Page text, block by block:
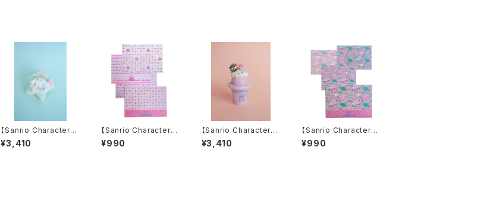
【Sanrio Characters】
CINNAMOROLL・Do
nut Candle
¥3,410
【Sanrio Characters】
POP PINK PRINT!Tr
acing paper set /MI
¥990
【Sanrio Characters】
BAD BADTZ-MARU
CANDLE
¥3,410
【Sanrio Characters】
POP PINK PRINT!Tr
acing paper set /MI
¥990